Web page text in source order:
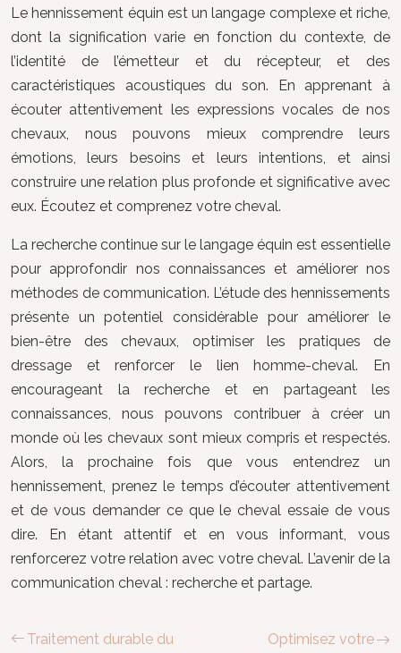
Le hennissement équin est un langage complexe et riche,
dont la signification varie en fonction du contexte, de
l’identité de l’émetteur et du récepteur, et des
caractéristiques acoustiques du son. En apprenant à
écouter attentivement les expressions vocales de nos
chevaux, nous pouvons mieux comprendre leurs
émotions, leurs besoins et leurs intentions, et ainsi
construire une relation plus profonde et significative avec
eux. Écoutez et comprenez votre cheval.
La recherche continue sur le langage équin est essentielle
pour approfondir nos connaissances et améliorer nos
méthodes de communication. L’étude des hennissements
présente un potentiel considérable pour améliorer le
bien-être des chevaux, optimiser les pratiques de
dressage et renforcer le lien homme-cheval. En
encourageant la recherche et en partageant les
connaissances, nous pouvons contribuer à créer un
monde où les chevaux sont mieux compris et respectés.
Alors, la prochaine fois que vous entendrez un
hennissement, prenez le temps d’écouter attentivement
et de vous demander ce que le cheval essaie de vous
dire. En étant attentif et en vous informant, vous
renforcerez votre relation avec votre cheval. L’avenir de la
communication cheval : recherche et partage.
Traitement durable du
Optimisez votre